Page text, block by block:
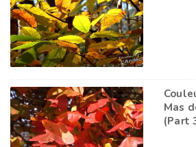
Mas
(Part